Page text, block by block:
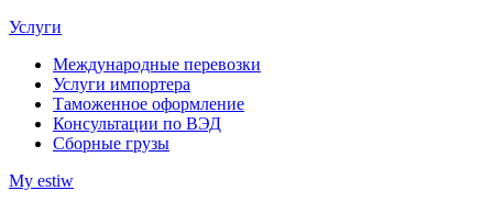
Услуги
Международные перевозки
Услуги импортера
Таможенное оформление
Консультации по ВЭД
Сборные грузы
My estiw